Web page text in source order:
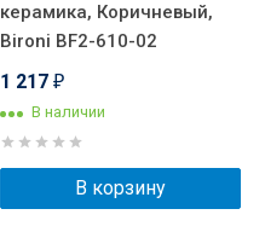
керамика, Коричневый,
Bironi BF2-610-02
1 217 ₽
В наличии
В корзину